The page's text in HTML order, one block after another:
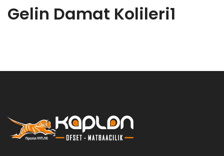
Gelin Damat Kolileri1